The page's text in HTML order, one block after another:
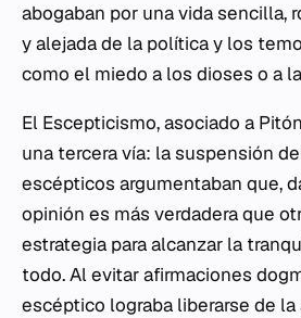
abogaban por una vida sencilla,
y alejada de la política y los
como el miedo a los dioses o a
El Escepticismo, asociado a
una tercera vía: la suspensión
escépticos argumentaban que,
opinión es más verdadera que
estrategia para alcanzar la
todo. Al evitar afirmaciones
escéptico lograba liberarse de